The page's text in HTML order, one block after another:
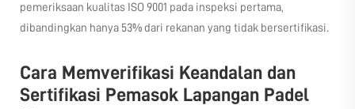
pemeriksaan kualitas ISO 9001 pada inspeksi pertama,
dibandingkan hanya 53% dari rekanan yang tidak bersertifikasi.
Cara Memverifikasi Keandalan dan
Sertifikasi Pemasok Lapangan Padel